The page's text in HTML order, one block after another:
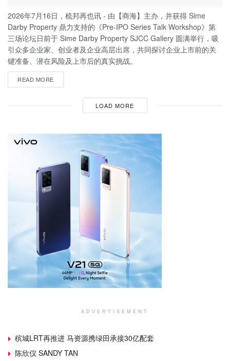
2026年7月16日，梳邦再也讯 - 由【商海】主办，并获得 Sime
Darby Property 鼎力支持的《Pre-IPO Series Talk Workshop》第
三场论坛日前于 Sime Darby Property SJCC Gallery 圆满举行，吸
引众多企业家、创业者及企业高层出席，共同探讨企业上市前的关
键准备、潜在风险及上市后的真实挑战。
READ MORE
LOAD MORE
ADVERTISEMENT
槟城LRT再推进 马资源携绿田承接30亿配套
陈欣仪 SANDY TAN